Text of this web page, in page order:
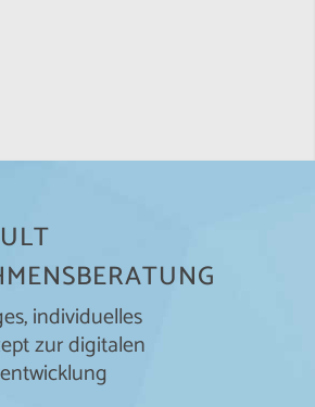
individuelles
zur digitalen